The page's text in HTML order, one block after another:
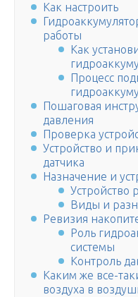
Как настроить
работы
Как
Процесс
Пошаговая
давления
Проверка
Устройство и
датчика
Назначение и
Устройство
Виды и
Ревизия
Роль
системы
Контроль
Каким же все-
воздуха в